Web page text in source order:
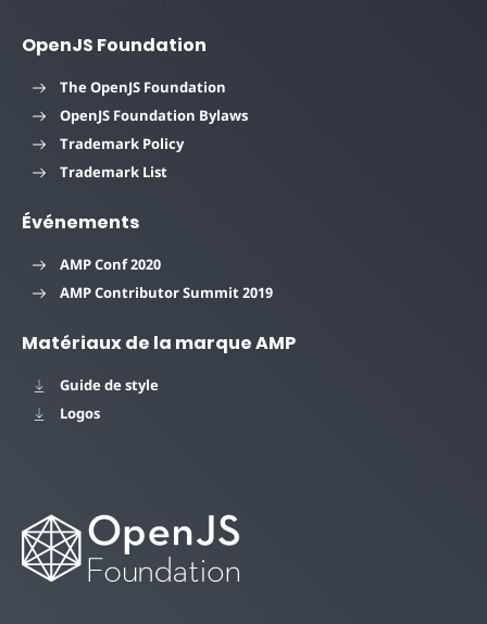
OpenJS Foundation
The OpenJS Foundation
OpenJS Foundation Bylaws
Trademark Policy
Trademark List
Événements
AMP Conf 2020
AMP Contributor Summit 2019
Matériaux de la marque AMP
Guide de style
Logos